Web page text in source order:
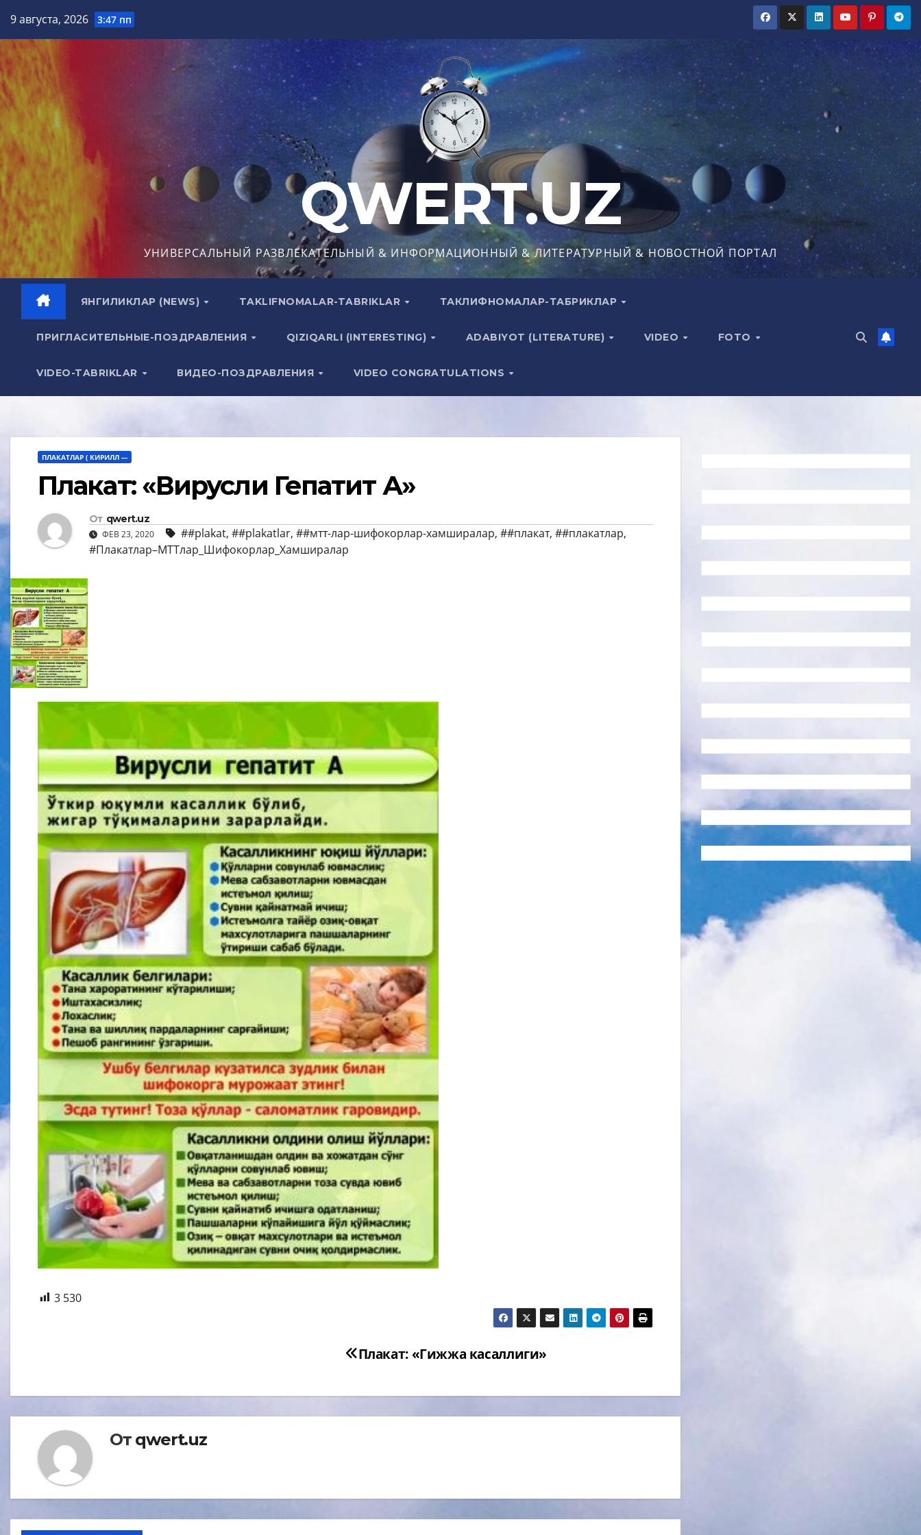
содержимому
9 августа, 2026 3:47 пп
QWERT.UZ
УНИВЕРСАЛЬНЫЙ РАЗВЛЕКАТЕЛЬНЫЙ & ИНФОРМАЦИОННЫЙ & ЛИТЕРАТУРНЫЙ & НОВОСТНОЙ ПОРТАЛ
ЯНГИЛИКЛАР (NEWS) TAKLIFNOMALAR-TABRIKLAR ТАКЛИФНОМАЛАР-ТАБРИКЛАР
ПРИГЛАСИТЕЛЬНЫЕ-ПОЗДРАВЛЕНИЯ QIZIQARLI (INTERESTING) ADABIYOT (LITERATURE) VIDEO FOTO
VIDEO-TABRIKLAR ВИДЕО-ПОЗДРАВЛЕНИЯ VIDEO CONGRATULATIONS
ПЛАКАТЛАР ( КИРИЛЛ ---
Плакат: «Вирусли Гепатит А»
От qwert.uz
ФЕВ 23, 2020 ##plakat, ##plakatlar, ##мтт-лар-шифокорлар-хамширалар, ##плакат, ##плакатлар,
#Плакатлар–МТТлар_Шифокорлар_Хамширалар
3 530
записям
Плакат: «Гижжа касаллиги»
От qwert.uz